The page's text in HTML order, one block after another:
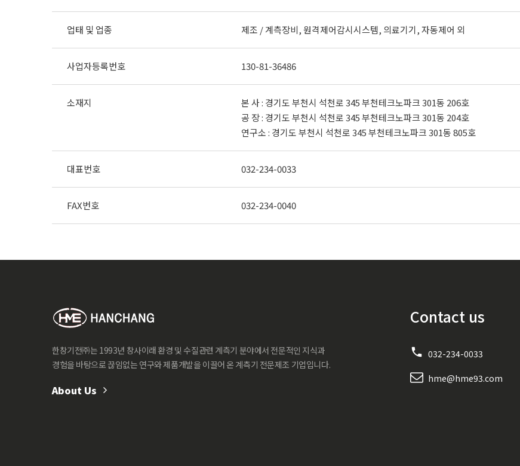
업태 및 업종 제조 / 계측장비, 원격제어감시시스템, 의료기기, 자동제어 외
사업자등록번호 130-81-36486
소재지
본 사 : 경기도 부천시 석천로 345 부천테크노파크 301동 206호
공 장 : 경기도 부천시 석천로 345 부천테크노파크 301동 204호
연구소 : 경기도 부천시 석천로 345 부천테크노파크 301동 805호
대표번호 032-234-0033
FAX번호 032-234-0040
한창기전㈜는 1993년 창사이래 환경 및 수질관련 계측기 분야에서 전문적인 지식과
경험을 바탕으로 끊임없는 연구와 제품개발을 이끌어 온 계측기 전문제조 기업입니다.
About Us
Contact us
032-234-0033
hme@hme93.com